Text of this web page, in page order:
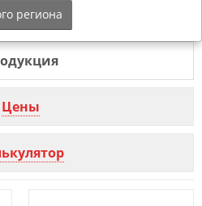
г. Ярцево
Цены
региона